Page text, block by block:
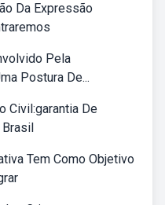
Da Expressão
Pela
Postura De...
Civil:garantia De
Brasil
Tem Como Objetivo